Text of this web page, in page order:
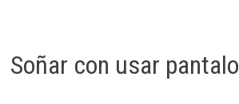
Soñar con usar